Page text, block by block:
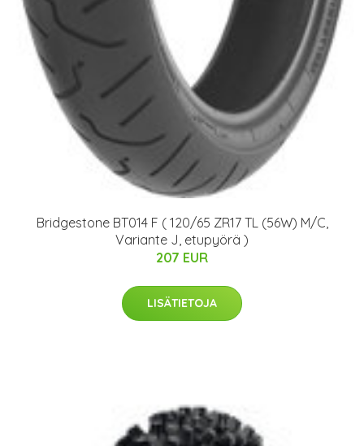
Bridgestone BT014 F ( 120/65 ZR17 TL (56W) M/C,
Variante J, etupyörä )
207 EUR
LISÄTIETOJA